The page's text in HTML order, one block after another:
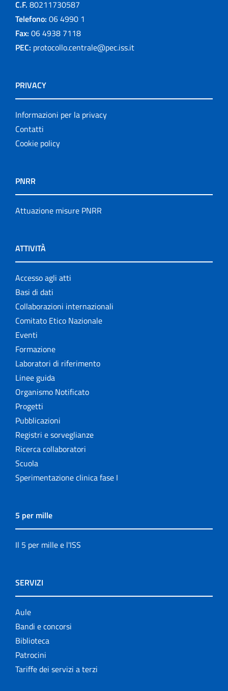
C.F. 80211730587
Telefono: 06 4990 1
Fax: 06 4938 7118
PEC: protocollo.centrale@pec.iss.it
PRIVACY
Informazioni per la privacy
Contatti
Cookie policy
PNRR
Attuazione misure PNRR
ATTIVITÀ
Accesso agli atti
Basi di dati
Collaborazioni internazionali
Comitato Etico Nazionale
Eventi
Formazione
Laboratori di riferimento
Linee guida
Organismo Notificato
Progetti
Pubblicazioni
Registri e sorveglianze
Ricerca collaboratori
Scuola
Sperimentazione clinica fase I
5 per mille
Il 5 per mille e l'ISS
SERVIZI
Aule
Bandi e concorsi
Biblioteca
Patrocini
Tariffe dei servizi a terzi